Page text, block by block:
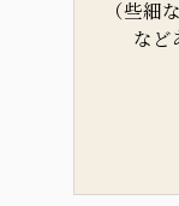
（些細
など